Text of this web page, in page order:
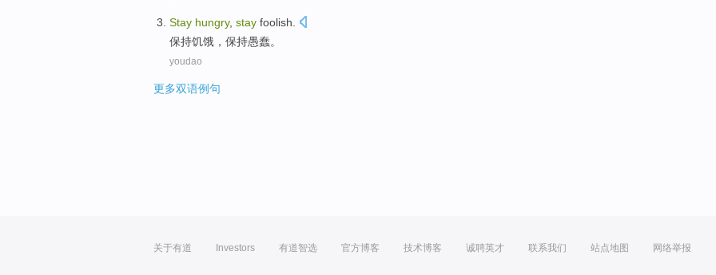
Stay hungry, stay foolish
保持饥饿 ，保持愚蠢。
youdao
更多双语例句
关于有道 Investors 有道智选 官方博客 技术博客 诚聘英才 联系我们 站点地图 网络举报